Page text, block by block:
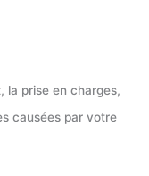
la prise en charges,
causées par votre